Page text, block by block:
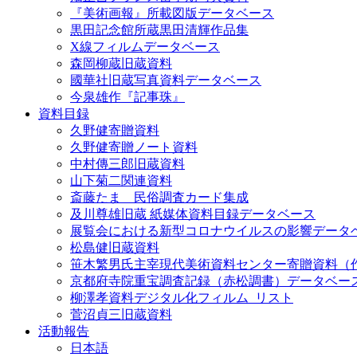
『美術画報』所載図版データベース
黒田記念館所蔵黒田清輝作品集
X線フィルムデータベース
森岡柳蔵旧蔵資料
國華社旧蔵写真資料データベース
今泉雄作『記事珠』
資料目録
久野健寄贈資料
久野健寄贈ノート資料
中村傳三郎旧蔵資料
山下菊二関連資料
斎藤たま 民俗調査カード集成
及川尊雄旧蔵 紙媒体資料目録データベース
展覧会における新型コロナウイルスの影響データ
松島健旧蔵資料
笹木繁男氏主宰現代美術資料センター寄贈資料（
京都府寺院重宝調査記録（赤松調書）データベー
柳澤孝資料デジタル化フィルム_リスト
菅沼貞三旧蔵資料
活動報告
日本語